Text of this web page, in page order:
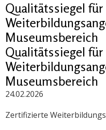
Qualitätssiegel für
Museumsbereich
Qualitätssiegel für
Museumsbereich
24.02.2026
Zertifizierte